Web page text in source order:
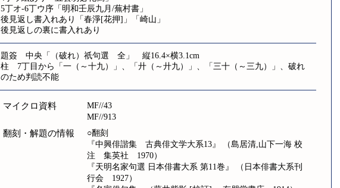
5丁オ-6丁ウ序「明和壬辰九月/蕪村書」
後見返し書入れあり「春淨[花押]」「崎山」
後見返しの裏に書入れあり
題簽 中央「（破れ）祇句選 全」 縦16.4×横3.1cm
柱 7丁目から「一（～十九）」、「廾（～廾九）」、「三十（～三九）」、破れ
のため判読不能
マイクロ資料
MF//43
MF//913
翻刻・解題の情報
○翻刻
『中興俳諧集 古典俳文学大系13』 （島居清,山下一海 校
注 集英社 1970）
『天明名家句選 日本俳書大系 第11巻』 （日本俳書大系刊
行会 1927）